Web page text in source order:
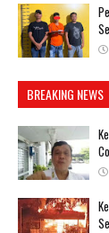
BREAKING NEWS